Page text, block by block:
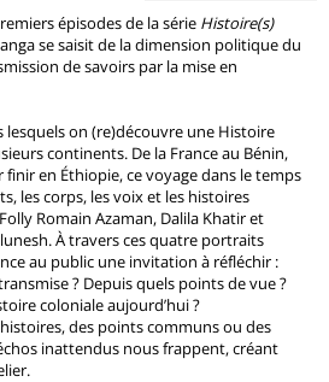
épisodes de la série Histoire(s)
se saisit de la dimension politique du
de savoirs par la mise en
lesquels on (re)découvre une Histoire
continents. De la France au Bénin,
finir en Éthiopie, ce voyage dans le temps
les corps, les voix et les histoires
Romain Azaman, Dalila Khatir et
À travers ces quatre portraits
au public une invitation à réfléchir :
? Depuis quels points de vue ?
coloniale aujourd’hui ?
des points communs ou des
inattendus nous frappent, créant